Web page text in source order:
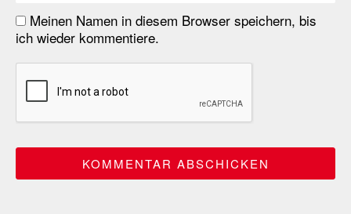
Meinen Namen in diesem Browser speichern, bis
ich wieder kommentiere.